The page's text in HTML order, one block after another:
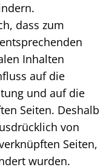
dass zum
Inhalten
auf die
und auf die
Seiten. Deshalb
von
Seiten,
wurden.